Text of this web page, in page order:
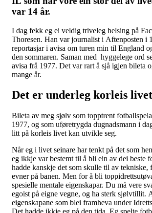
var 14 år.
I dag fekk eg ei veldig triveleg helsing på
Thoresen. Han var journalist i Aftenposten i
reportasjar i avisa om turen min til England
den sommaren. Saman med hyggelege ord
avisa frå 1977. Det var rart å sjå igjen bileta
mange år.
Det er underleg korleis
Bileta av meg sjølv som topptrent
1977, og som uføretrygda dugnadsmann i
litt på korleis livet kan utvikle seg.
Når eg i livet seinare har tenkt på det som
eg ikkje var bestemt til å bli ein av dei beste
hadde kanskje det som skulle til av tekniske,
evner på banen. Men for å bli
spesielle mentale eigenskapar. Du må vere
egoist på eigne vegne, og ha sterk sjølvtillit.
eigenskapane som blei framheva under